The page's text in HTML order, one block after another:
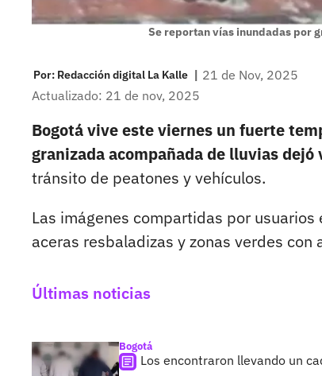
Se reportan vías inundadas por
Por: Redacción digital La Kalle | 21 de Nov, 2025
Actualizado: 21 de nov, 2025
Bogotá vive este viernes un fuerte
granizada acompañada de lluvias
tránsito de peatones y vehículos.
Las imágenes compartidas por
aceras resbaladizas y zonas verdes
Últimas noticias
Bogotá
Los encontraron llevando un